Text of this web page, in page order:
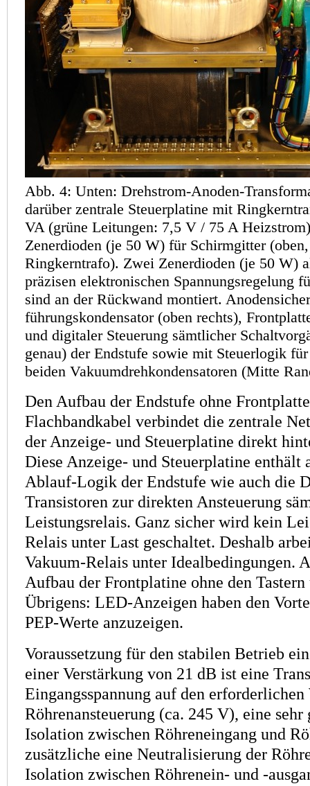
Abb. 4: Unten: Drehstrom-Anoden-
darüber zentrale Steuerplatine mit
VA (grüne Leitungen: 7,5 V / 75 A
Zenerdioden (je 50 W) für Schirmgitter
Ringkerntrafo). Zwei Zenerdioden (je 50 W)
präzisen elektronischen Spannungsregelung
sind an der Rück­wand montiert.
führungs­kondensator (oben rechts),
und digitaler Steuerung sämtlicher
genau) der End­stufe sowie mit Steuerlogik
beiden Vakuumdrehkondensatoren (Mitte
Den Aufbau der Endstufe ohne
Flachbandkabel verbindet die zentrale
der Anzeige- und Steuerplatine direkt
Diese Anzeige- und Steuerplatine enthält
Ablauf-Logik der Endstufe wie auch die
Transistoren zur direkten Ansteuerung
Leistungsrelais. Ganz sicher wird kein
Relais unter Last geschaltet. Deshalb
Vakuum-Relais unter Ideal­bedingungen.
Aufbau der Frontplatine ohne den
Übrigens: LED-Anzeigen haben den
PEP-Werte anzuzeigen.
Voraussetzung für den stabilen Betrieb
einer Verstärkung von 21 dB ist eine
Eingangsspannung auf den
Röhrenansteuerung (ca. 245 V), eine
Isolation zwischen Röhreneingang und
zusätzliche eine Neutralisierung der
Isolation zwischen Röhrenein- und -